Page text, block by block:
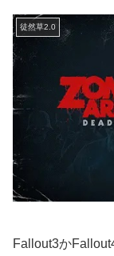
徒然草2.0
Fallout3か